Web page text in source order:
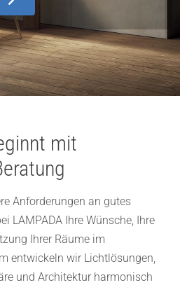
mit
Anforderungen an gutes
LAMPADA Ihre Wünsche, Ihre
Ihrer Räume im
entwickeln wir Lichtlösungen,
und Architektur harmonisch